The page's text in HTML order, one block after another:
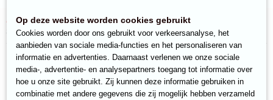
Home >Aanbiedingen>Watersport> pompen> Rule Bilgepomp
type 500 12V 32 Liter
Op deze website worden cookies gebruikt
Cookies worden door ons gebruikt voor verkeersanalyse, het
aanbieden van sociale media-functies en het personaliseren van
informatie en advertenties. Daarnaast verlenen we onze sociale
media-, advertentie- en analysepartners toegang tot informatie over
hoe u onze site gebruikt. Zij kunnen deze informatie gebruiken in
combinatie met andere gegevens die zij mogelijk hebben verzameld